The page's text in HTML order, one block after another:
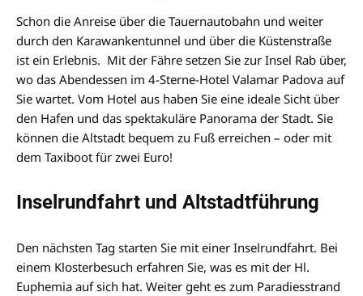
Schon die Anreise über die Tauernautobahn und weiter
durch den Karawankentunnel und über die Küstenstraße
ist ein Erlebnis. Mit der Fähre setzen Sie zur Insel Rab über,
wo das Abendessen im 4-Sterne-Hotel Valamar Padova auf
Sie wartet. Vom Hotel aus haben Sie eine ideale Sicht über
den Hafen und das spektakuläre Panorama der Stadt. Sie
können die Altstadt bequem zu Fuß erreichen – oder mit
dem Taxiboot für zwei Euro!
Inselrundfahrt und Altstadtführung
Den nächsten Tag starten Sie mit einer Inselrundfahrt. Bei
einem Klosterbesuch erfahren Sie, was es mit der Hl.
Euphemia auf sich hat. Weiter geht es zum Paradiesstrand